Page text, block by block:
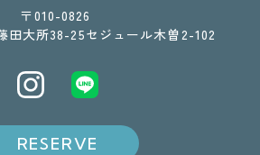
〒010-0826 ​​​​​​​
田大所38-25セジュール木曽2-102
RESERVE